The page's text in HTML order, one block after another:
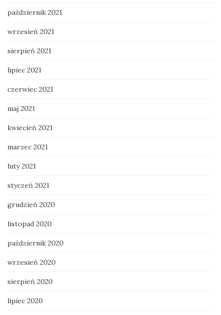
październik 2021
wrzesień 2021
sierpień 2021
lipiec 2021
czerwiec 2021
maj 2021
kwiecień 2021
marzec 2021
luty 2021
styczeń 2021
grudzień 2020
listopad 2020
październik 2020
wrzesień 2020
sierpień 2020
lipiec 2020